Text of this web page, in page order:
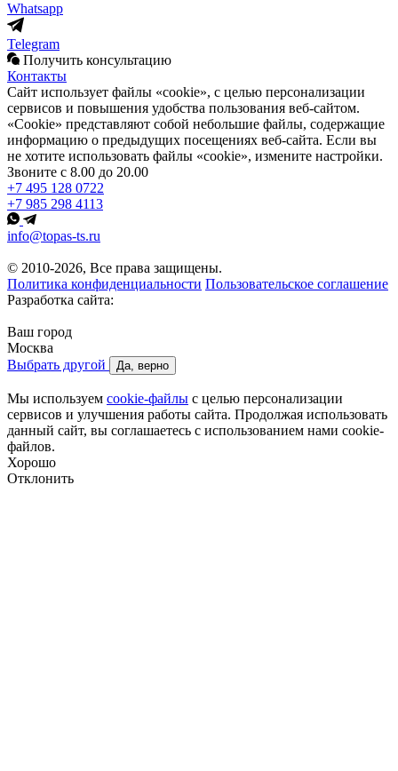
Whatsapp
Telegram
Получить консультацию
Контакты
Сайт использует файлы «cookie», с целью персонализации
сервисов и повышения удобства пользования веб-сайтом.
«Cookie» представляют собой небольшие файлы, содержащие
информацию о предыдущих посещениях веб-сайта. Если вы
не хотите использовать файлы «cookie», измените настройки.
Звоните с 8.00 до 20.00
+7 495 128 0722
+7 985 298 4113
info@topas-ts.ru
© 2010-2026, Все права защищены.
Политика конфиденциальности Пользовательское соглашение
Разработка сайта:
Ваш город
Москва
Выбрать другой
Да, верно
Мы используем cookie-файлы с целью персонализации
сервисов и улучшения работы сайта. Продолжая использовать
данный сайт, вы соглашаетесь с использованием нами cookie-
файлов.
Хорошо
Отклонить